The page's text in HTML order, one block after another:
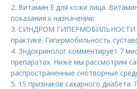
2. Витамин E для кожи лица.
показания к назначению
3.СИНДРОМ ГИПЕРМОБИЛЬНОСТИ
практике. Гипермобильность
4. Эндокринолог комментирует 7
препаратах. Ниже мы рассмотрим
распространенные снотворные
5. 15 признаков сахарного диабета.